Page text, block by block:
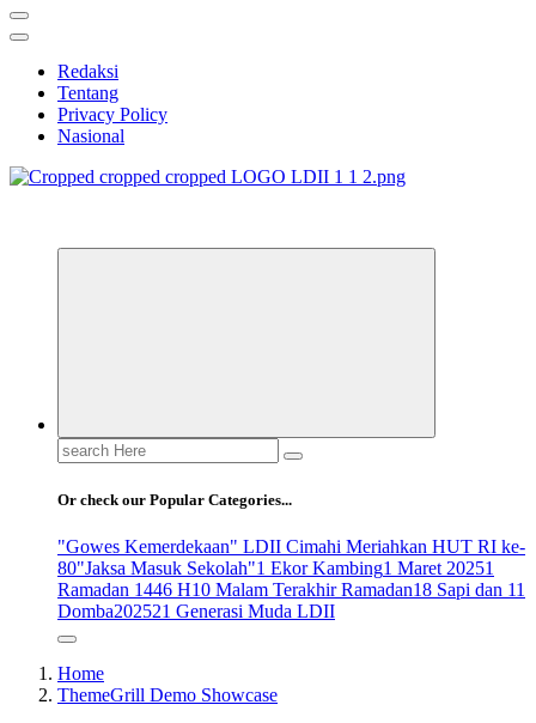
Redaksi
Tentang
Privacy Policy
Nasional
Search
for:
Or check our Popular Categories...
"Gowes Kemerdekaan" LDII Cimahi Meriahkan HUT RI ke-
80"Jaksa Masuk Sekolah"1 Ekor Kambing1 Maret 20251
Ramadan 1446 H10 Malam Terakhir Ramadan18 Sapi dan 11
Domba202521 Generasi Muda LDII
Home
ThemeGrill Demo Showcase